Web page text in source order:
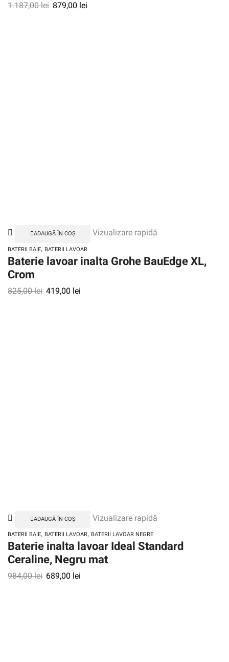
1.187,00lei 879,00 lei
ADAUGĂ ÎN COȘ Vizualizare rapidă
BATERII BAIE, BATERII LAVOAR
Baterie lavoar inalta Grohe BauEdge XL,
Crom
825,00lei 419,00 lei
ADAUGĂ ÎN COȘ Vizualizare rapidă
BATERII BAIE, BATERII LAVOAR, BATERII LAVOAR NEGRE
Baterie inalta lavoar Ideal Standard
Ceraline, Negru mat
984,00lei 689,00 lei